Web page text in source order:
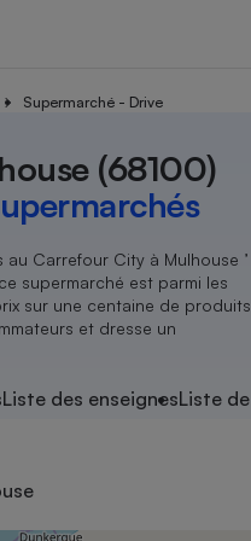
Supermarché - Drive
(68100)
Carrefour City à Mulhouse ’
supermarché est parmi les
sur une centaine de produits
et dresse un
Liste des enseignesListe
Additifs
Nutrition
Assurance auto
Magasin - Grande surface
Méthode de vente -
Organismes de défense
Système judiciairegratuit
Déchet
Achat - Vente - Travaux
Location
Sport
électrique
Démarche administrative
Senior
Service marchand
Train
Transport aérien
Ensemble